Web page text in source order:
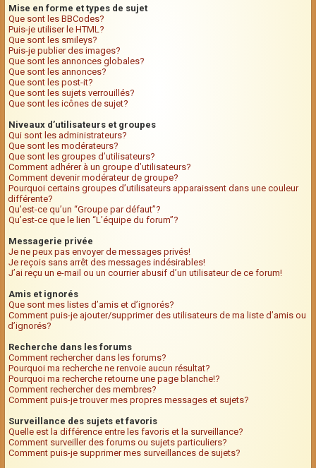
Mise en forme et types de sujet
Que sont les BBCodes?
Puis-je utiliser le HTML?
Que sont les smileys?
Puis-je publier des images?
Que sont les annonces globales?
Que sont les annonces?
Que sont les post-it?
Que sont les sujets verrouillés?
Que sont les icônes de sujet?
Niveaux d’utilisateurs et groupes
Qui sont les administrateurs?
Que sont les modérateurs?
Que sont les groupes d’utilisateurs?
Comment adhérer à un groupe d’utilisateurs?
Comment devenir modérateur de groupe?
Pourquoi certains groupes d’utilisateurs apparaissent dans une couleur
différente?
Qu’est-ce qu’un “Groupe par défaut”?
Qu’est-ce que le lien “L’équipe du forum”?
Messagerie privée
Je ne peux pas envoyer de messages privés!
Je reçois sans arrêt des messages indésirables!
J’ai reçu un e-mail ou un courrier abusif d’un utilisateur de ce forum!
Amis et ignorés
Que sont mes listes d’amis et d’ignorés?
Comment puis-je ajouter/supprimer des utilisateurs de ma liste d’amis ou
d’ignorés?
Recherche dans les forums
Comment rechercher dans les forums?
Pourquoi ma recherche ne renvoie aucun résultat?
Pourquoi ma recherche retourne une page blanche!?
Comment rechercher des membres?
Comment puis-je trouver mes propres messages et sujets?
Surveillance des sujets et favoris
Quelle est la différence entre les favoris et la surveillance?
Comment surveiller des forums ou sujets particuliers?
Comment puis-je supprimer mes surveillances de sujets?